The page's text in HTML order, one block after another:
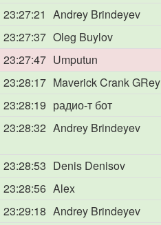
23:27:21 Andrey Brindeyev
23:27:37 Oleg Buylov
23:27:47 Umputun
23:28:17 Maverick Crank GRey
23:28:19 радио-т бот
23:28:32 Andrey Brindeyev
23:28:53 Denis Denisov
23:28:56 Alex
23:29:18 Andrey Brindeyev